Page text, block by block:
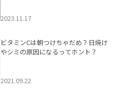
2023.11.17
ビタミンCは朝つけちゃだめ？日焼け
やシミの原因になるってホント？
2021.09.22